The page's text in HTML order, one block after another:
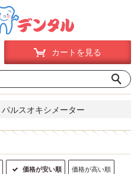
カートを見る
パルスオキシメーター
価格が安い順 価格が高い順